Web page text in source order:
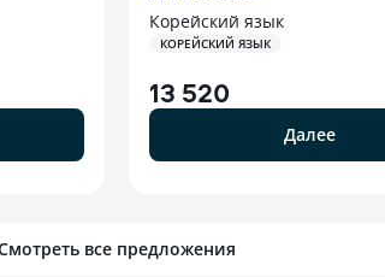
Корейский язык
КОРЕЙСКИЙ ЯЗЫК
13 520
Далее
все предложения